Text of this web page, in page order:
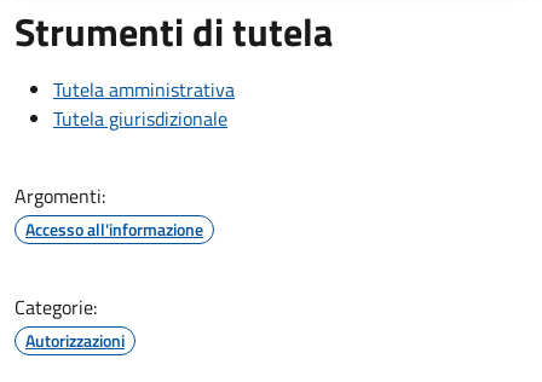
Strumenti di tutela
Tutela amministrativa
Tutela giurisdizionale
Argomenti:
Accesso all'informazione
Categorie:
Autorizzazioni